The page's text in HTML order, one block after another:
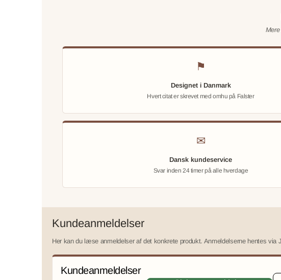
⚑
Designet i Danmark
Hvert citat er skrevet med omhu på Falster
✉
Dansk kundeservice
Svar inden 24 timer på alle hverdage
Kundeanmeldelser
Her kan du læse anmeldelser af det konkrete produkt. Anmeldelserne hentes
Kundeanmeldelser